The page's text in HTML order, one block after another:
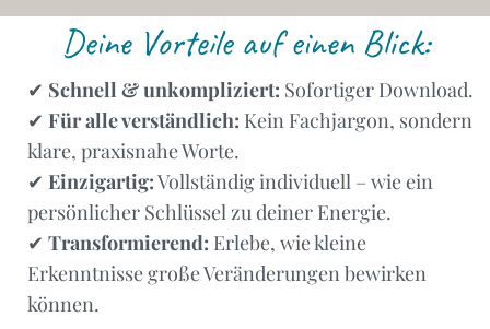
Deine Vorteile auf einen Blick:
✔ Schnell & unkompliziert: Sofortiger Download.
✔ Für alle verständlich: Kein Fachjargon, sondern
klare, praxisnahe Worte.
✔ Einzigartig:Vollständig individuell – wie ein
persönlicher Schlüssel zu deiner Energie.
✔ Transformierend: Erlebe, wie kleine
Erkenntnisse große Veränderungen bewirken
können.